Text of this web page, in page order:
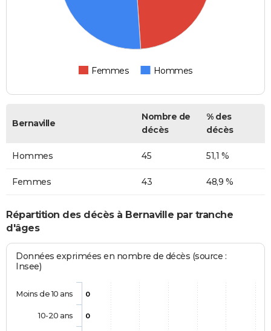
Femmes Hommes
Bernaville
Nombre de
décès
% des
décès
Hommes 45 51,1 %
Femmes 43 48,9 %
Répartition des décès à Bernaville par tranche
d'âges
Données exprimées en nombre de décès (source :
Insee)
0
0
Moins de 10 ans
10-20 ans